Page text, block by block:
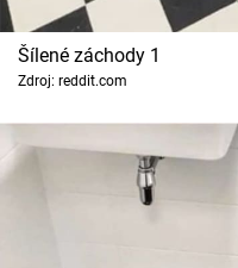
Přihlášení
Šílené záchody 1
Zdroj: reddit.com